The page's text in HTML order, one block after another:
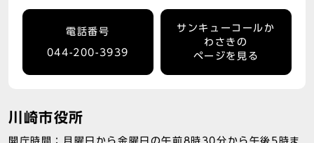
電話番号
044-200-3939
サンキューコールか
わさきの
ページを見る
川崎市役所
開庁時間：月曜日から金曜日の午前8時30分から午後5時ま